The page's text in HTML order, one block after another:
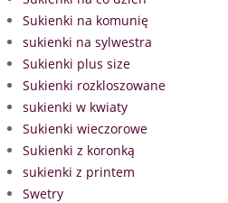
Sukienki na komunię
sukienki na sylwestra
Sukienki plus size
Sukienki rozkloszowane
sukienki w kwiaty
Sukienki wieczorowe
Sukienki z koronką
sukienki z printem
Swetry